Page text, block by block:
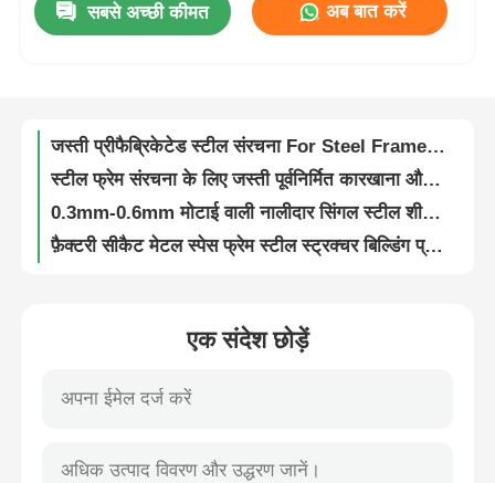
हमसे संपर्क करें
एक बोली का अनुरोध
हल्का स्टील प्रीफैब हाउस
इस्पात संरचना भवन
इस्पात संरचना कार्यशाला
सबसे अच्छी कीमत
अब बात करें
पूर्व इंजीनियर लचीला स्टील संरचना कार्यशाला हल्के भारी स्टील संरचना Q235B Q355
एक संदेश छोड़ें